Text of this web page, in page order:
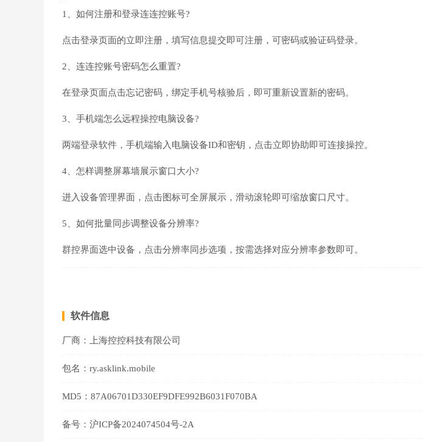
1、如何注册和登录连连控账号?
点击登录页面的立即注册，填写信息提交即可注册，可密码或验证码登录。
2、连连控账号密码怎么重置?
在登录页面点击忘记密码，绑定手机号核验后，即可重新设置新的密码。
3、手机端怎么远程操控电脑设备?
两端登录软件，手机端输入电脑设备ID和密钥，点击立即协助即可连接操控。
4、怎样调整屏幕墙展示窗口大小?
进入设备管理界面，点击图标可全屏展示，滑动滚轮即可缩放窗口尺寸。
5、如何批量同步调整设备分辨率?
群控界面选中设备，点击分辨率同步选项，按需选择对应分辨率参数即可。
软件信息
厂商： 上海控控科技有限公司
包名： ry.asklink.mobile
MD5： 87A06701D330EF9DFE992B6031F070BA
备号： 沪ICP备2024074504号-2A